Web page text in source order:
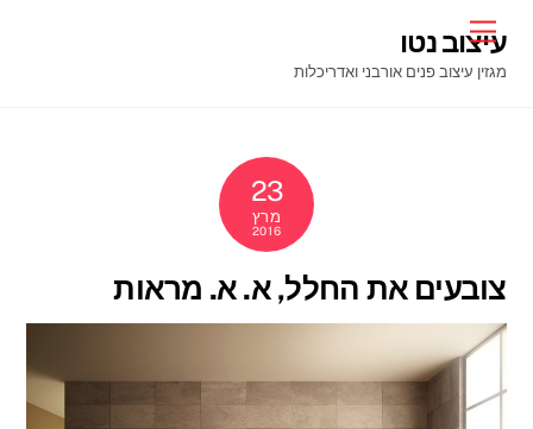
content
Menu
עיצוב נטו
מגזין עיצוב פנים אורבני ואדריכלות
23
מרץ
2016
צובעים את החלל, א. א. מראות